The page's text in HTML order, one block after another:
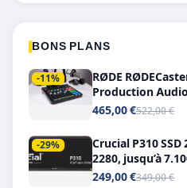
BONS PLANS
-11%
RØDE
Production
Double USB-C
465,00 €522,00 €
-29%
Crucial P310 SSD
2280, jusqu’à
249,00 €349,00 €